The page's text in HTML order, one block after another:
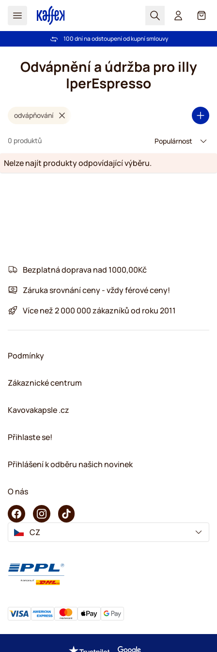
Hledat Košík
Bezplatná doprava nad 1000,00Kč
100 dní na odstoupení od kupní smlouvy
Odvápnění a údržba pro illy
IperEspresso
odvápňování
0 produktů
Nelze najít produkty odpovídající výběru.
Bezplatná doprava nad 1000,00Kč
Záruka srovnání ceny - vždy férové ceny!
Více než 2 000 000 zákazníků od roku 2011
Podmínky
Zákaznické centrum
Kavovakapsle .cz
Přihlaste se!
Přihlášení k odběru našich novinek
O nás
CZ